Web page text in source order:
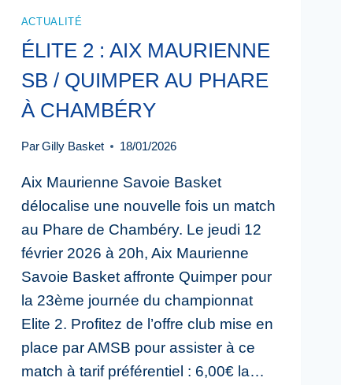
ACTUALITÉ
ÉLITE 2 : AIX MAURIENNE
SB / QUIMPER AU PHARE
À CHAMBÉRY
ParGilly Basket 18/01/2026
Aix Maurienne Savoie Basket
délocalise une nouvelle fois un match
au Phare de Chambéry. Le jeudi 12
février 2026 à 20h, Aix Maurienne
Savoie Basket affronte Quimper pour
la 23ème journée du championnat
Elite 2. Profitez de l’offre club mise en
place par AMSB pour assister à ce
match à tarif préférentiel : 6,00€ la…